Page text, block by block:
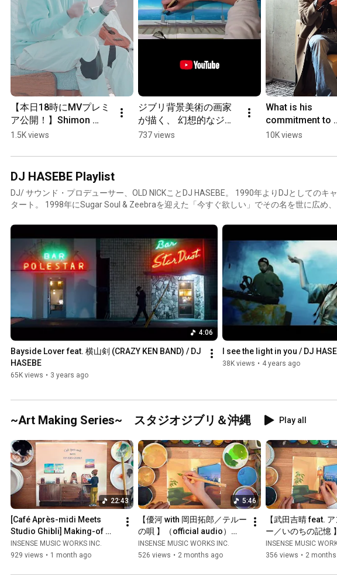
X：
https://
Instagram：
YouTube：
https://linktr.ee/
YouTube Main
YouTube 2nd
#violin#bgm
【本日18時にMVプレミ
ア公開！】Shimon
Hoshino - After The
Take Session)
1.5K views
ジブリ背景美術の画家
が描く、 幻想的なジャ
ケットアート制作風
737 views
What is his
commitment to
Japanese lyrics?
about the
10K views
DJ HASEBE Playlist
DJ/ サウンド・プロデューサー、OLD NICKことDJ HASEBE。 1990年よりDJとしてのキ
タート。 1998年にSugar Soul & Zeebraを迎えた「今すぐ欲しい」でその名を世に広め
えみ、SALU、SIRUP、向井太一、BASI他若手をフィーチャーした作品や、大橋純子、横
（CRAZY KEN BAND）をフィーチャーした作品を発表するなど常にシーンの潮流の中心
る数少ないアーティストの一人。サーフミュージックのコンピシリーズ「HONEY meets
CAFE」そしてリニューアルした「SALT… meets ISLAND CAFE」全作品の選曲とミックス
YouTubeでの生配信ライブ「Welcome to my room」も大好評。
4:06
Bayside Lover feat. 横山剣 (CRAZY KEN BAND) / DJ
HASEBE
65K views • 3 years ago
I see the light in you / DJ
38K views • 4 years ago
~Art Making Series~ スタジオジブリ＆沖縄 Play all
22:43
[Café Après-midi Meets
Studio Ghibli] Making-of
video of jacket illustrations
by background artis...
INSENSE MUSIC WORKS INC.
929 views • 1 month ago
5:46
【優河 with 岡田拓郎／テルー
の唄 】（official audio）
『カフェ・アプレミディ・ミ
ーツ・スタジオジブリ』より
INSENSE MUSIC WORKS INC.
526 views • 2 months ago
【武田吉晴 feat.
ー／いのちの記憶 】
（official audio）
アプレミディ・ミ
INSENSE MUSIC
356 views • 2